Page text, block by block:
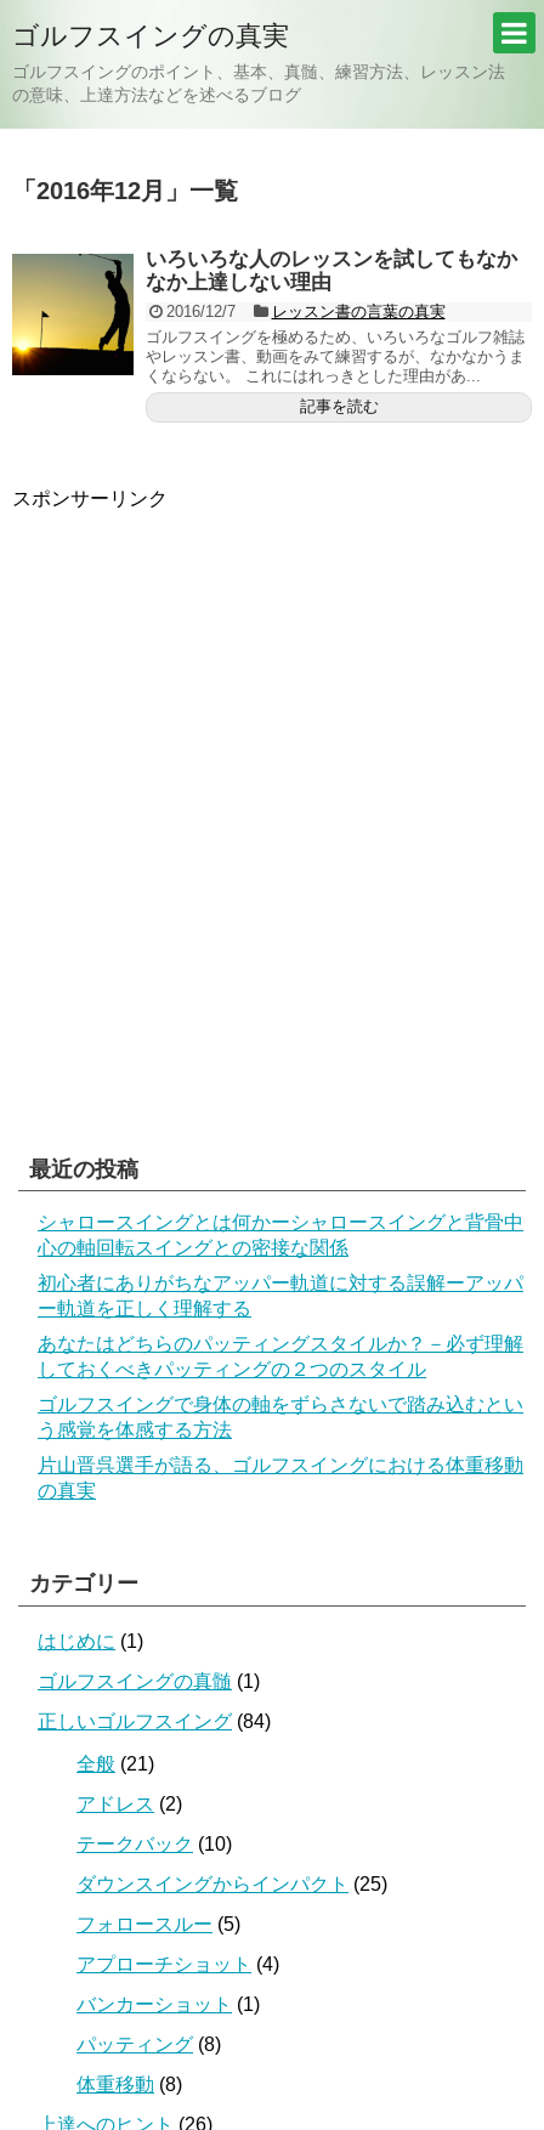
ゴルフスイングの真実
ゴルフスイングのポイント、基本、真髄、練習方法、レッスン法
の意味、上達方法などを述べるブログ
「 2016年12月 」 一覧
いろいろな人のレッスンを試してもなか
なか上達しない理由
2016/12/7
レッスン書の言葉の真実
ゴルフスイングを極めるため、いろいろなゴルフ雑誌
やレッスン書、動画をみて練習するが、なかなかうま
くならない。 これにはれっきとした理由があ...
記事を読む
スポンサーリンク
最近の投稿
シャロースイングとは何かーシャロースイングと背骨中
心の軸回転スイングとの密接な関係
初心者にありがちなアッパー軌道に対する誤解ーアッパ
ー軌道を正しく理解する
あなたはどちらのパッティングスタイルか？－必ず理解
しておくべきパッティングの２つのスタイル
ゴルフスイングで身体の軸をずらさないで踏み込むとい
う感覚を体感する方法
片山晋呉選手が語る、ゴルフスイングにおける体重移動
の真実
カテゴリー
はじめに (1)
ゴルフスイングの真髄 (1)
正しいゴルフスイング (84)
全般 (21)
アドレス (2)
テークバック (10)
ダウンスイングからインパクト (25)
フォロースルー (5)
アプローチショット (4)
バンカーショット (1)
パッティング (8)
体重移動 (8)
上達へのヒント (26)